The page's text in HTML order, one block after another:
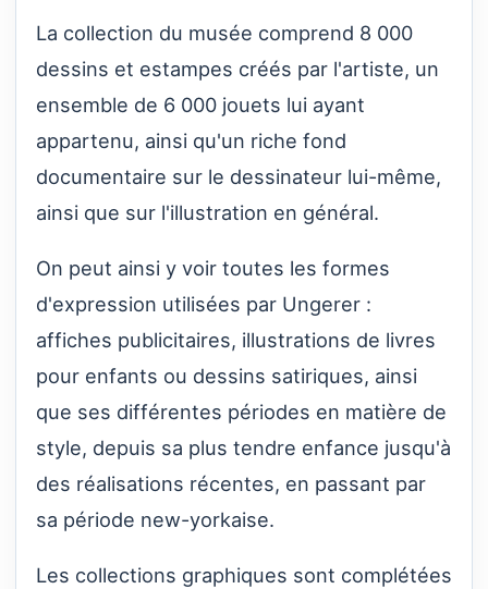
La collection du musée comprend 8 000
dessins et estampes créés par l'artiste, un
ensemble de 6 000 jouets lui ayant
appartenu, ainsi qu'un riche fond
documentaire sur le dessinateur lui-même,
ainsi que sur l'illustration en général.
On peut ainsi y voir toutes les formes
d'expression utilisées par Ungerer :
affiches publicitaires, illustrations de livres
pour enfants ou dessins satiriques, ainsi
que ses différentes périodes en matière de
style, depuis sa plus tendre enfance jusqu'à
des réalisations récentes, en passant par
sa période new-yorkaise.
Les collections graphiques sont complétées